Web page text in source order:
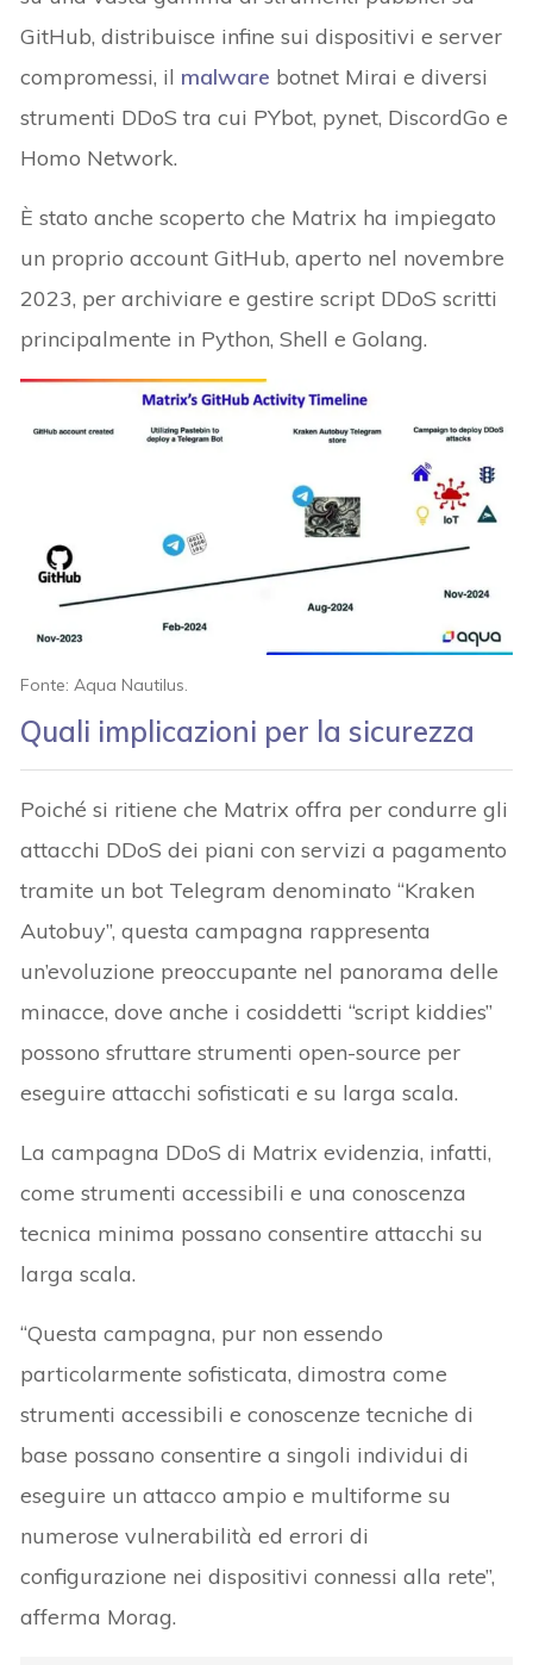
GitHub, distribuisce infine sui dispositivi e server
compromessi, il malware botnet Mirai e diversi
strumenti DDoS tra cui PYbot, pynet, DiscordGo e
Homo Network.
È stato anche scoperto che Matrix ha impiegato
un proprio account GitHub, aperto nel novembre
2023, per archiviare e gestire script DDoS scritti
principalmente in Python, Shell e Golang.
Fonte: Aqua Nautilus.
Quali implicazioni per la sicurezza
Poiché si ritiene che Matrix offra per condurre gli
attacchi DDoS dei piani con servizi a pagamento
tramite un bot Telegram denominato “Kraken
Autobuy”, questa campagna rappresenta
un’evoluzione preoccupante nel panorama delle
minacce, dove anche i cosiddetti “script kiddies”
possono sfruttare strumenti open-source per
eseguire attacchi sofisticati e su larga scala.
La campagna DDoS di Matrix evidenzia, infatti,
come strumenti accessibili e una conoscenza
tecnica minima possano consentire attacchi su
larga scala.
“Questa campagna, pur non essendo
particolarmente sofisticata, dimostra come
strumenti accessibili e conoscenze tecniche di
base possano consentire a singoli individui di
eseguire un attacco ampio e multiforme su
numerose vulnerabilità ed errori di
configurazione nei dispositivi connessi alla rete”,
afferma Morag.